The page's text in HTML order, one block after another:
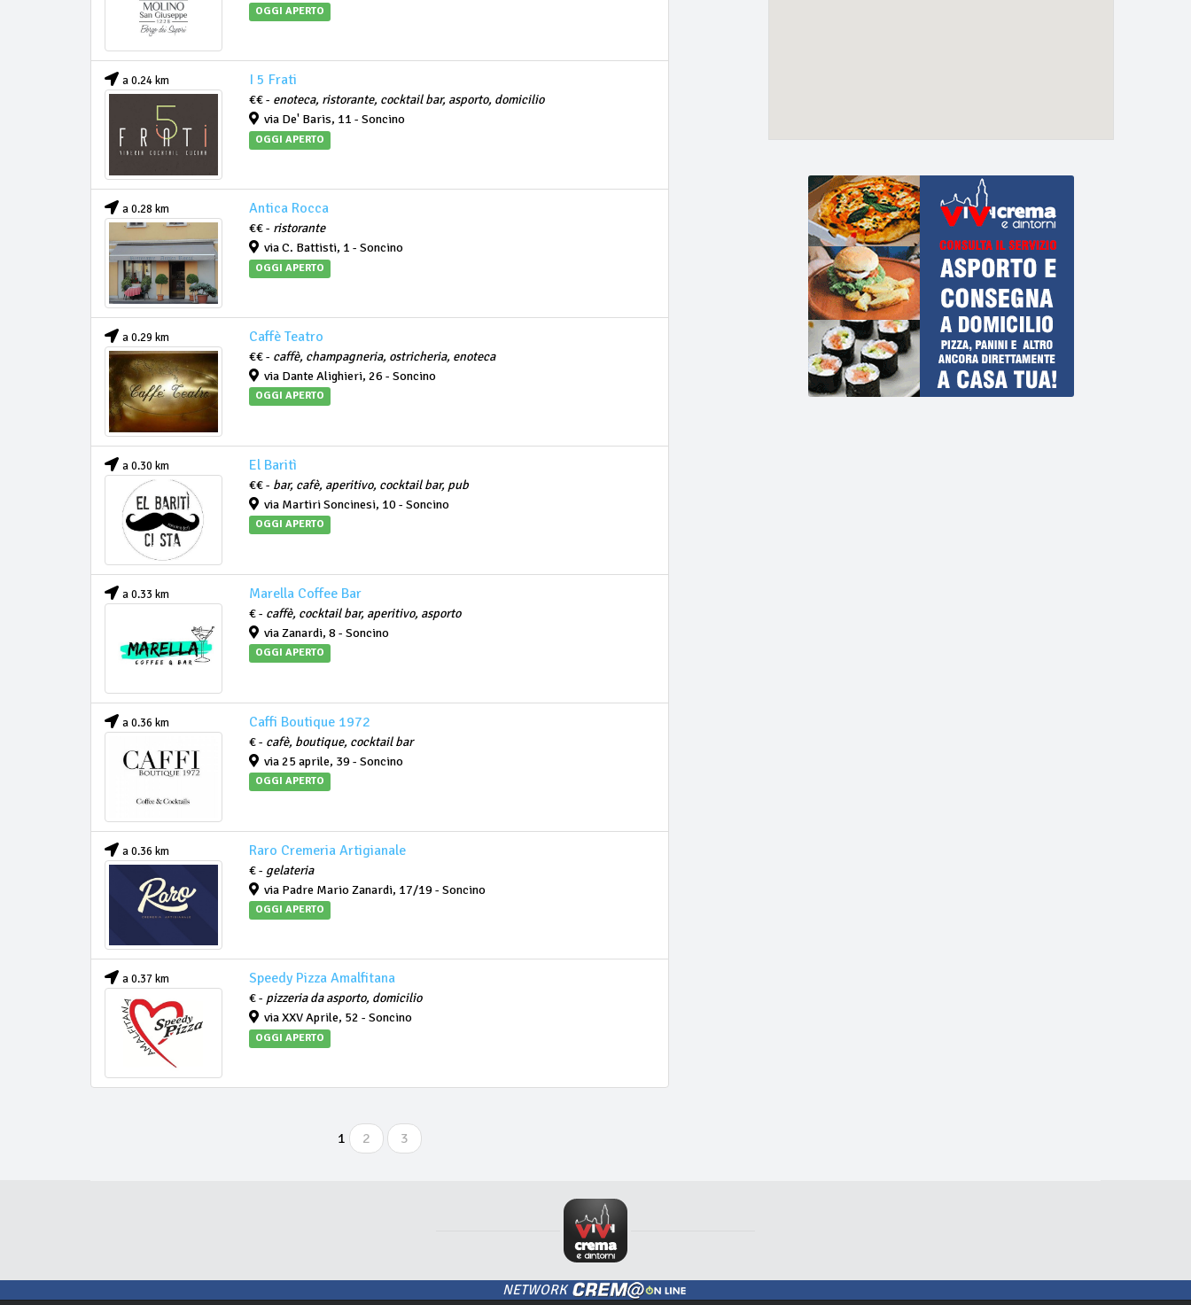
OGGI APERTO
a 0.24 km I 5 Frati
€€ - enoteca, ristorante, cocktail bar, asporto, domicilio
via De' Baris, 11 - Soncino
OGGI APERTO
a 0.28 km Antica Rocca
€€ - ristorante
via C. Battisti, 1 - Soncino
OGGI APERTO
a 0.29 km Caffè Teatro
€€ - caffè, champagneria, ostricheria, enoteca
via Dante Alighieri, 26 - Soncino
OGGI APERTO
a 0.30 km El Baritì
€€ - bar, cafè, aperitivo, cocktail bar, pub
via Martiri Soncinesi, 10 - Soncino
OGGI APERTO
a 0.33 km Marella Coffee Bar
€ - caffè, cocktail bar, aperitivo, asporto
via Zanardi, 8 - Soncino
OGGI APERTO
a 0.36 km Caffi Boutique 1972
€ - cafè, boutique, cocktail bar
via 25 aprile, 39 - Soncino
OGGI APERTO
a 0.36 km Raro Cremeria Artigianale
€ - gelateria
via Padre Mario Zanardi, 17/19 - Soncino
OGGI APERTO
a 0.37 km Speedy Pizza Amalfitana
€ - pizzeria da asporto, domicilio
via XXV Aprile, 52 - Soncino
OGGI APERTO
1 2 3
NETWORK